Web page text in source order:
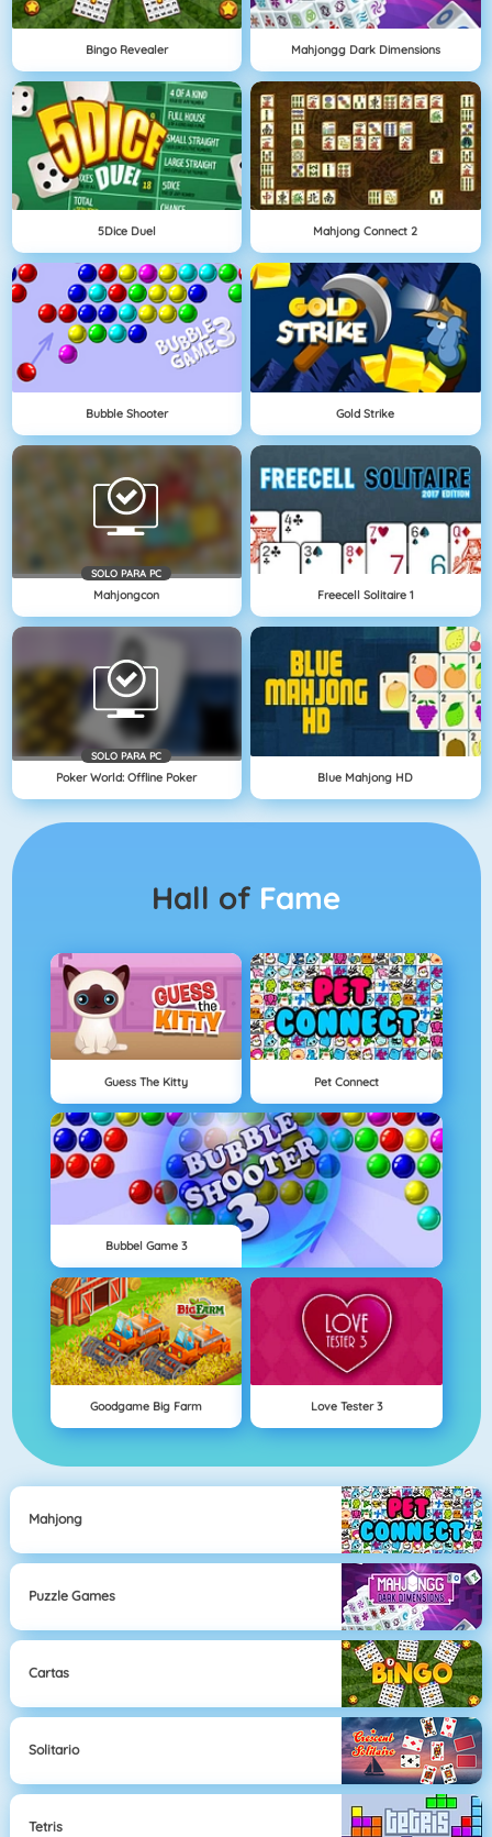
Bingo Revealer Mahjongg Dark Dimensions
5Dice Duel Mahjong Connect 2
Bubble Shooter Gold Strike
SOLO PARA PC
Mahjongcon Freecell Solitaire 1
SOLO PARA PC
Poker World: Offline Poker Blue Mahjong HD
Hall of Fame
Guess The Kitty Pet Connect
Bubbel Game 3
Goodgame Big Farm Love Tester 3
Mahjong
Puzzle Games
Cartas
Solitario
Tetris